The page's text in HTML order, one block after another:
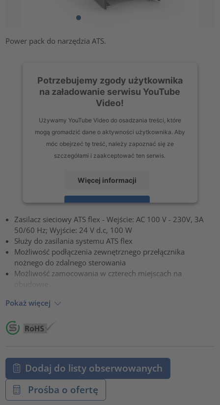
Power pack do narzędzia ATS.
Potrzebujemy zgody użytkownika
na załadowanie serwisu YouTube
Video!
Używamy YouTube Video do osadzania treści, które
mogą gromadzić dane o aktywności użytkownika. Aby
móc obejrzeć tę treść, należy zapoznać się ze
szczegółami i zaakceptować ten serwis.
Więcej informacji
Zaakceptuj
powered by Usercentrics Consent Management Platform
Zasilacz sieciowy ATS flex - Wejście: AC 100 V - 230V, 3A
50/60 Hz; Wyjście: 24 V d.c, 100 W
Służy do zasilania systemu ATS flex
Możliwość podłączenia zewnętrznego przełącznika
nożnego do zdalnego sterowania
Możliwość zamocowania w czterech miejscach na
Pokaż więcej
Dodaj do listy obserwowanych
Prośba o ofertę